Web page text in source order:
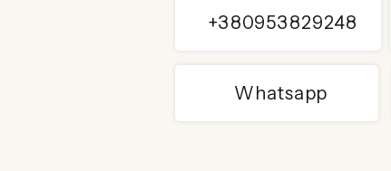
+380953829248
Whatsapp